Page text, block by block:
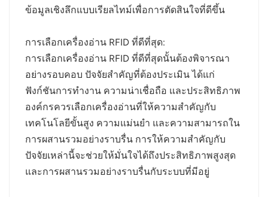
ข้อมูลเชิงลึกแบบเรียลไทม์เพื่อการตัดสินใจที่ดีขึ้น
การเลือกเครื่องอ่าน RFID ที่ดีที่สุด:
การเลือกเครื่องอ่าน RFID ที่ดีที่สุดนั้นต้องพิจารณา
อย่างรอบคอบ ปัจจัยสำคัญที่ต้องประเมิน ได้แก่
ฟังก์ชันการทำงาน ความน่าเชื่อถือ และประสิทธิภาพ
องค์กรควรเลือกเครื่องอ่านที่ให้ความสำคัญกับ
เทคโนโลยีขั้นสูง ความแม่นยำ และความสามารถใน
การผสานรวมอย่างราบรื่น การให้ความสำคัญกับ
ปัจจัยเหล่านี้จะช่วยให้มั่นใจได้ถึงประสิทธิภาพสูงสุด
และการผสานรวมอย่างราบรื่นกับระบบที่มีอยู่